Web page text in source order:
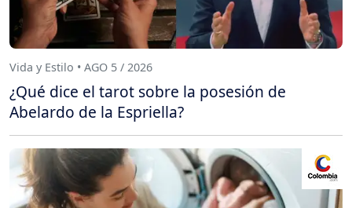
Vida y Estilo • AGO 5 / 2026
¿Qué dice el tarot sobre la posesión de
Abelardo de la Espriella?